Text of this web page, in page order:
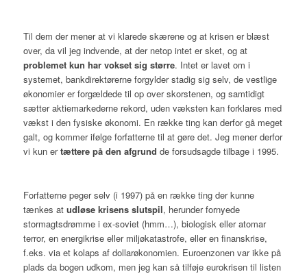
Til dem der mener at vi klarede skærene og at krisen er blæst
over, da vil jeg indvende, at der netop intet er sket, og at
problemet kun har vokset sig større. Intet er lavet om i
systemet, bankdirektørerne forgylder stadig sig selv, de vestlige
økonomier er forgældede til op over skorstenen, og samtidigt
sætter aktiemarkederne rekord, uden væksten kan forklares med
vækst i den fysiske økonomi. En række ting kan derfor gå meget
galt, og kommer ifølge forfatterne til at gøre det. Jeg mener derfor
vi kun ertættere på den afgrund de forsudsagde tilbage i 1995.
Forfatterne peger selv (i 1997) på en række ting der kunne
tænkes at udløse krisens slutspil, herunder fornyede
stormagtsdrømme i ex-soviet (hmm…), biologisk eller atomar
terror, en energikrise eller miljøkatastrofe, eller en finanskrise,
f.eks. via et kolaps af dollarøkonomien. Euroenzonen var ikke på
plads da bogen udkom, men jeg kan så tilføje eurokrisen til listen